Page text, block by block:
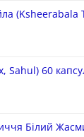
(Ksheerabala
Sahul) 60
Білий